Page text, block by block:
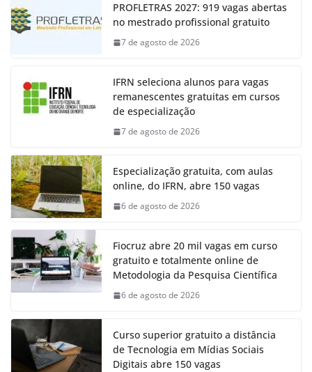
PROFLETRAS 2027: 919 vagas abertas
no mestrado profissional gratuito
7 de agosto de 2026
IFRN seleciona alunos para vagas
remanescentes gratuitas em cursos
de especialização
7 de agosto de 2026
Especialização gratuita, com aulas
online, do IFRN, abre 150 vagas
6 de agosto de 2026
Fiocruz abre 20 mil vagas em curso
gratuito e totalmente online de
Metodologia da Pesquisa Científica
6 de agosto de 2026
Curso superior gratuito a distância
de Tecnologia em Mídias Sociais
Digitais abre 150 vagas